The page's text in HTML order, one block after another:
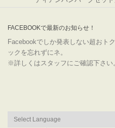
FACEBOOKで最新のお知らせ！
Facebookでしか発表しない超おト
ックを忘れずにネ。
※詳しくはスタッフにご確認下さい